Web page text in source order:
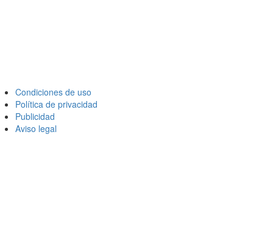
Condiciones de uso
Política de privacidad
Publicidad
Aviso legal